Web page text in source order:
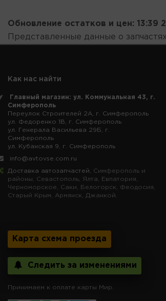
Обновление остатков и цен: 13:39
Представленные данные о
Как нас найти
Главный магазин: ул. Коммунальная 43, г.
Симферополь
Переулок Строителей 2А, г. Симферополь
ул. Федоренко 1В, г. Симферополь
ул. Генерала Васильева 29Б, г.
Симферополь
ул. Кубанская 9, г. Симферополь
info@avtovse.com.ru
Доставка автозапчастей , Симферополь и
районы, Севастополь, Ялта, Евпатория,
Черноморское, Саки, Белогорск, Феодосия,
Старый Крым, Армянск, Джанкой.
Карта схема проезда
Следить за изменениями
Принимаем к оплате карты Мир.